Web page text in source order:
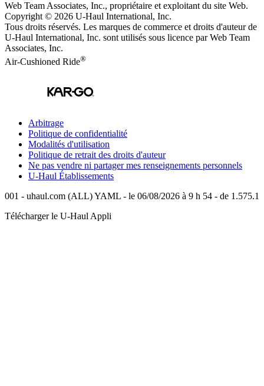
Web Team Associates, Inc., propriétaire et exploitant du site Web.
Copyright © 2026 U-Haul International, Inc.
Tous droits réservés. Les marques de commerce et droits d'auteur de
U-Haul International, Inc. sont utilisés sous licence par Web Team
Associates, Inc.
Air-Cushioned Ride®
Arbitrage
Politique de confidentialité
Modalités d'utilisation
Politique de retrait des droits d'auteur
Ne pas vendre ni partager mes renseignements personnels
U-Haul Établissements
001 - uhaul.com (ALL) YAML - le 06/08/2026 à 9 h 54 - de 1.575.1
Télécharger le U-Haul Appli